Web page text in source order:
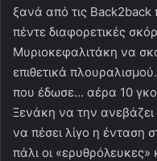
ξανά από τις
πέντε διαφορετικές
Μυριοκεφαλιτάκη να
επιθετικά
που έδωσε… αέρα 10
Ξενάκη να την
να πέσει λίγο η ένταση
πάλι οι